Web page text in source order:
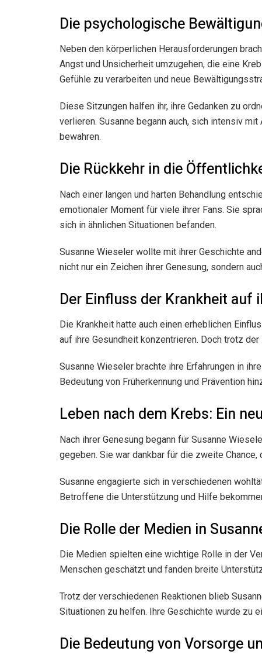
Die psychologische
Neben den körperlichen Herausforderungen
Angst und Unsicherheit umzugehen, die eine
Gefühle zu verarbeiten und neue
Diese Sitzungen halfen ihr, ihre Gedanken zu
verlieren. Susanne begann auch, sich intensiv
bewahren.
Die Rückkehr in die
Nach einer langen und harten Behandlung
emotionaler Moment für viele ihrer Fans. Sie
sich in ähnlichen Situationen befanden.
Susanne Wieseler wollte mit ihrer Geschichte
nicht nur ein Zeichen ihrer Genesung, sondern
Der Einfluss der Krankheit auf
Die Krankheit hatte auch einen erheblichen
auf ihre Gesundheit konzentrieren. Doch trotz
Susanne Wieseler brachte ihre Erfahrungen in
Bedeutung von Früherkennung und Prävention
Leben nach dem Krebs: Ein
Nach ihrer Genesung begann für Susanne
gegeben. Sie war dankbar für die zweite
Susanne engagierte sich in verschiedenen
Betroffene die Unterstützung und Hilfe
Die Rolle der Medien in
Die Medien spielten eine wichtige Rolle in der
Menschen geschätzt und fanden breite
Trotz der verschiedenen Reaktionen blieb
Situationen zu helfen. Ihre Geschichte wurde zu
Die Bedeutung von Vorsorge